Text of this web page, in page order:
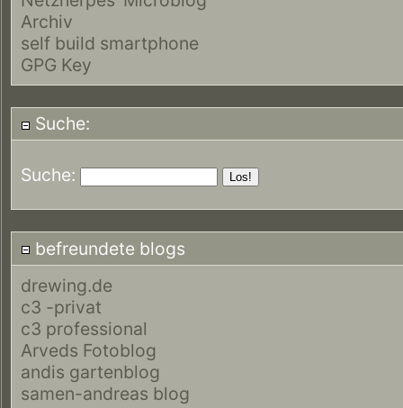
Archiv
self build smartphone
GPG Key
Suche:
Suche:
befreundete blogs
drewing.de
c3 -privat
c3 professional
Arveds Fotoblog
andis gartenblog
samen-andreas blog